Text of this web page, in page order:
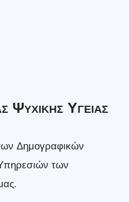
Ψυχικής Υγείας
Δημογραφικών
των